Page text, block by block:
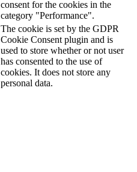
consent for the cookies in the
category "Performance".
The cookie is set by the GDPR
Cookie Consent plugin and is
used to store whether or not user
has consented to the use of
cookies. It does not store any
personal data.